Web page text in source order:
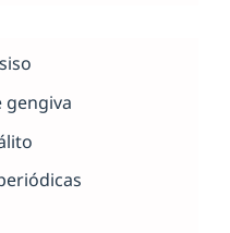
gengiva